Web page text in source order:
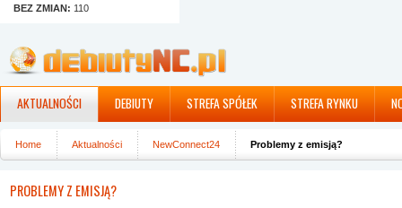
BEZ ZMIAN: 110
AKTUALNOŚCI DEBIUTY STREFA SPÓŁEK STREFA RYNKU
Home Aktualności NewConnect24 Problemy z emisją?
PROBLEMY Z EMISJĄ?